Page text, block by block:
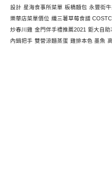
設計 星海食事所菜單 板橋麵包 永豐街
樂華店菜單價位 纖三薯草莓食譜
炒春川雞 金門伴手禮推薦2021 鉅大自助
內鍋把手 雙營涼麵蒸蛋 雞排本色 墨魚